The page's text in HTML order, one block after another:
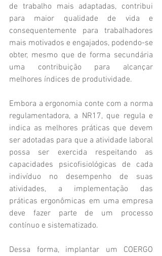
de trabalho mais adaptadas, contribui
para maior qualidade de vida e
consequentemente para trabalhadores
mais motivados e engajados, podendo-se
obter, mesmo que de forma secundária
uma contribuição para alcançar
melhores índices de produtividade.
Embora a ergonomia conte com a norma
regulamentadora, a NR17, que regula e
indica as melhores práticas que devem
ser adotadas para que a atividade laboral
possa ser exercida respeitando as
capacidades psicofisiológicas de cada
indivíduo no desempenho de suas
atividades, a implementação das
práticas ergonômicas em uma empresa
deve fazer parte de um processo
contínuo e sistematizado.
Dessa forma, implantar um COERGO